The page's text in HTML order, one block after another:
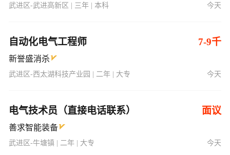
武进区-武进高新区 | 三年 | 本科 今天
自动化电气工程师 7-9千
新誉盛消杀
武进区-西太湖科技产业园 | 二年 | 大专 今天
电气技术员（直接电话联系） 面议
善求智能装备
武进区-牛塘镇 | 二年 | 大专 今天